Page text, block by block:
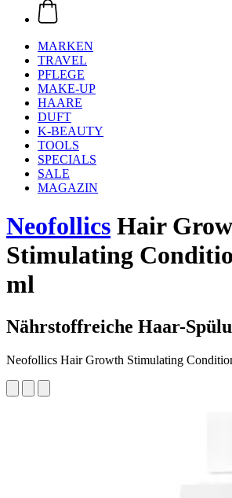
MARKEN
TRAVEL
PFLEGE
MAKE-UP
HAARE
DUFT
K-BEAUTY
TOOLS
SPECIALS
SALE
MAGAZIN
Neofollics Hair
Stimulating
ml
Nährstoffreiche Haar-
Neofollics Hair Growth Stimulating